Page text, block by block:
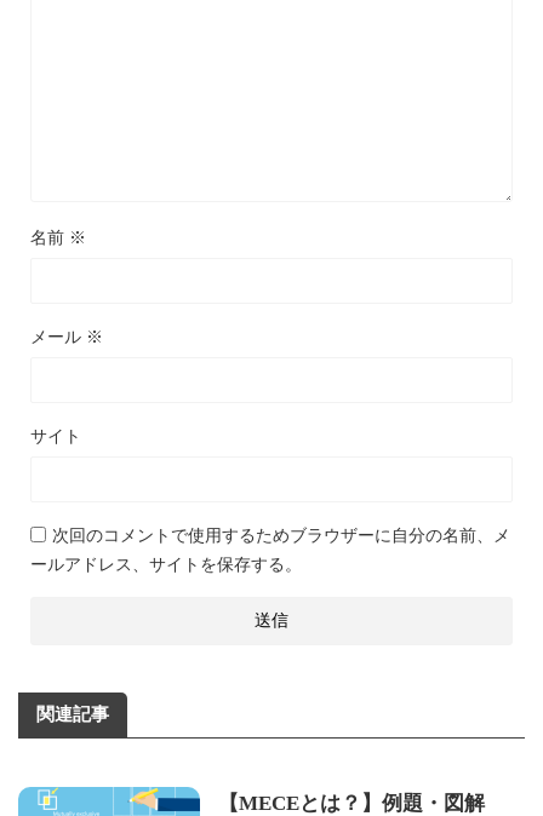
名前 ※
メール ※
サイト
次回のコメントで使用するためブラウザーに自分の名前、メ
ールアドレス、サイトを保存する。
関連記事
【MECEとは？】例題・図解